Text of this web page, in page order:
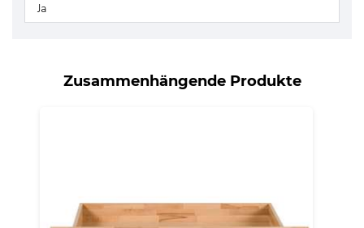
Ja
Zusammenhängende Produkte